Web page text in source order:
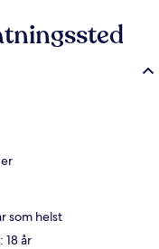
som helst
år